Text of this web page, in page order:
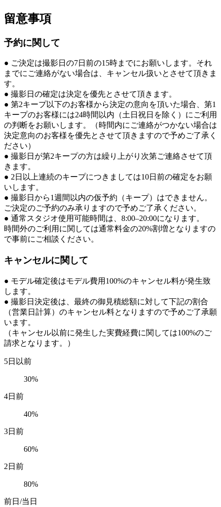
留意事項
予約に関して
● ご決定は撮影日の7日前の15時までにお願いします。それ
までにご連絡がない場合は、キャンセル扱いとさせて頂きま
す。
● 撮影日の確定は決定を優先とさせて頂きます。
● 第2キープ以下のお客様から決定の意向を頂いた場合、第1
キープのお客様には24時間以内（土日祝日を除く）にご利用
の判断をお願いします。（時間内にご連絡がつかない場合は
決定意向のお客様を優先とさせて頂きますので予めご了承く
ださい）
● 撮影日が第2キープの方は繰り上がり次第ご連絡させて頂
きます。
● 2日以上連続のキープにつきましては10日前の確定をお願
いします。
● 撮影日から1週間以内の仮予約（キープ）はできません。
ご決定のご予約のみ承りますので予めご了承ください。
● 通常スタジオ使用可能時間は、8:00–20:00になります。
時間外のご利用に関しては通常料金の20%割増となりますの
で事前にご相談ください。
キャンセルに関して
● モデル確定後はモデル費用100%のキャンセル料が発生致
します。
● 撮影日決定後は、最終の御見積総額に対して下記の割合
（営業日計算）のキャンセル料となりますので予めご了承願
います。
（キャンセル以前に発生した実費経費に関しては100%のご
請求となります。）
5日以前
30%
4日前
40%
3日前
60%
2日前
80%
前日/当日